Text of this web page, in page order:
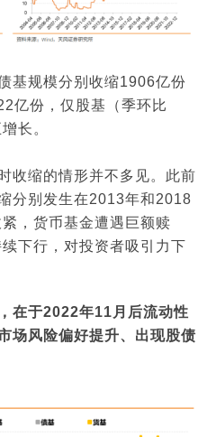
基规模分别收缩1906亿份
亿份，仅股基（季环比
长。
收缩的情形并不多见。此前
分别发生在2013年和2018
，货币基金遭遇巨额赎
下行，对投资者吸引力下
在于2022年11月后流动性
场风险偏好提升、出现股债